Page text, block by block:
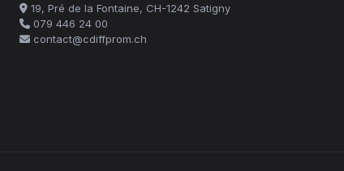
19, Pré de la Fontaine, CH-1242 Satigny
079 446 24 00
contact@cdiffprom.ch